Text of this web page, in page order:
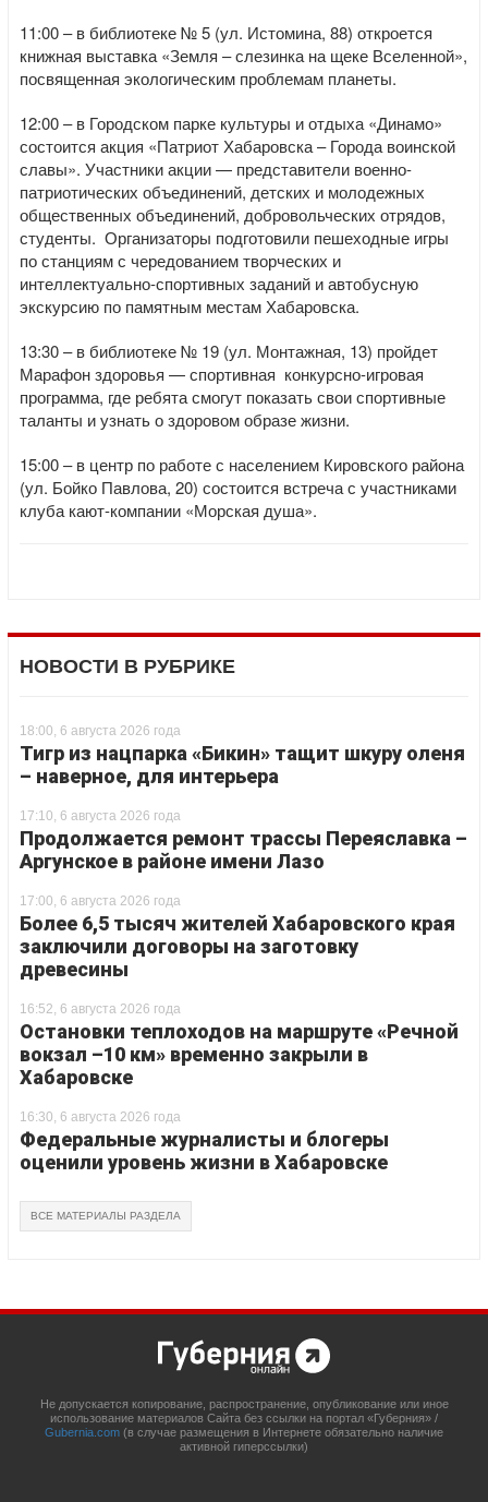
11:00 – в библиотеке № 5 (ул. Истомина, 88) откроется
книжная выставка «Земля – слезинка на щеке Вселенной»,
посвященная экологическим проблемам планеты.
12:00 – в Городском парке культуры и отдыха «Динамо»
состоится акция «Патриот Хабаровска – Города воинской
славы». Участники акции — представители военно-
патриотических объединений, детских и молодежных
общественных объединений, добровольческих отрядов,
студенты. Организаторы подготовили пешеходные игры
по станциям с чередованием творческих и
интеллектуально-спортивных заданий и автобусную
экскурсию по памятным местам Хабаровска.
13:30 – в библиотеке № 19 (ул. Монтажная, 13) пройдет
Марафон здоровья — спортивная конкурсно-игровая
программа, где ребята смогут показать свои спортивные
таланты и узнать о здоровом образе жизни.
15:00 – в центр по работе с населением Кировского района
(ул. Бойко Павлова, 20) состоится встреча с участниками
клуба кают-компании «Морская душа».
НОВОСТИ В РУБРИКЕ
18:00, 6 августа 2026 года
Тигр из нацпарка «Бикин» тащит шкуру оленя
– наверное, для интерьера
17:10, 6 августа 2026 года
Продолжается ремонт трассы Переяславка –
Аргунское в районе имени Лазо
17:00, 6 августа 2026 года
Более 6,5 тысяч жителей Хабаровского края
заключили договоры на заготовку
древесины
16:52, 6 августа 2026 года
Остановки теплоходов на маршруте «Речной
вокзал –10 км» временно закрыли в
Хабаровске
16:30, 6 августа 2026 года
Федеральные журналисты и блогеры
оценили уровень жизни в Хабаровске
ВСЕ МАТЕРИАЛЫ РАЗДЕЛА
Не допускается копирование, распространение, опубликование или иное
использование материалов Сайта без ссылки на портал «Губерния» /
Gubernia.com (в случае размещения в Интернете обязательно наличие
активной гиперссылки)